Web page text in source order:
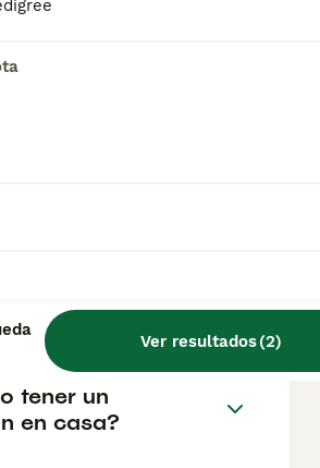
Ver resultados(2)
un cachorro
de un cachorro de
España es de
según factores como el
del criador y la
tener un
en casa?